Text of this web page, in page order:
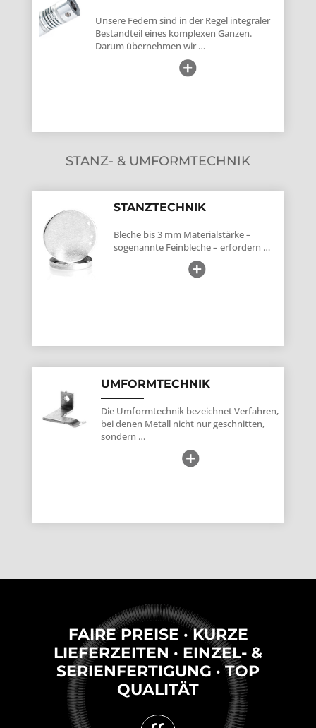
Unsere Federn sind in der Regel integraler
Bestandteil eines komplexen Ganzen.
Darum übernehmen wir …
STANZ- & UMFORMTECHNIK
STANZTECHNIK
Bleche bis 3 mm Materialstärke –
sogenannte Feinbleche– erfordern …
UMFORMTECHNIK
Die Umformtechnik bezeichnet Verfahren,
bei denen Metall nicht nur geschnitten,
sondern …
FAIRE PREISE · KURZE
LIEFERZEITEN · EINZEL- &
SERIENFERTIGUNG · TOP
QUALITÄT